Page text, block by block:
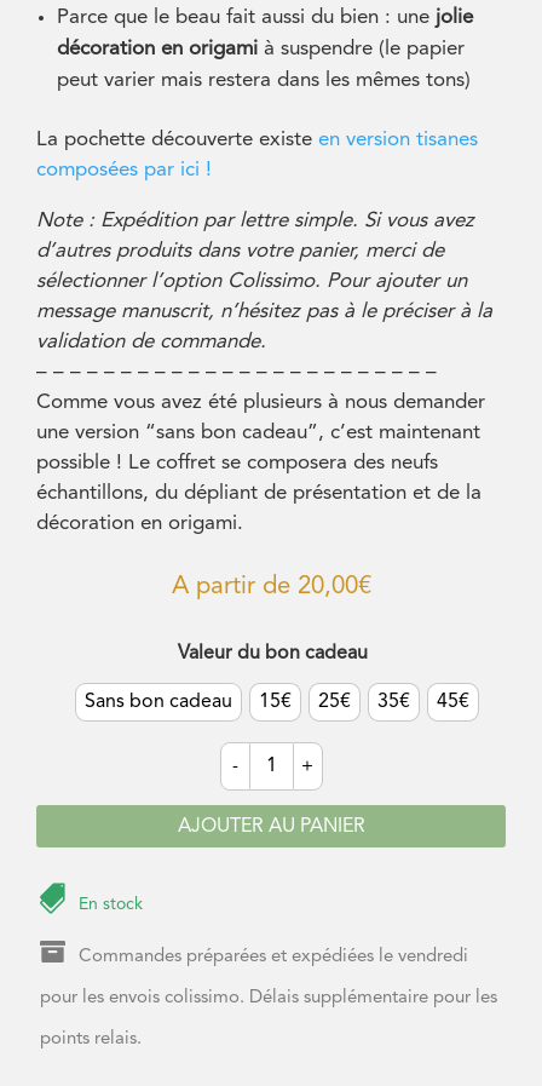
Parce que le beau fait aussi du bien : une jolie
décoration en origami à suspendre (le papier
peut varier mais restera dans les mêmes tons)
La pochette découverte existe en version tisanes
composées par ici !
Note : Expédition par lettre simple. Si vous avez
d’autres produits dans votre panier, merci de
sélectionner l’option Colissimo. Pour ajouter un
message manuscrit, n’hésitez pas à le préciser à la
validation de commande.
– – – – – – – – – – – – – – – – – – – – – – – –
Comme vous avez été plusieurs à nous demander
une version “sans bon cadeau”, c’est maintenant
possible ! Le coffret se composera des neufs
échantillons, du dépliant de présentation et de la
décoration en origami.
A partir de 20,00€
Valeur du bon cadeau
Sans bon cadeau 15€ 25€ 35€ 45€
-
quantité
de
Coffret
découverte
"simples"
+
AJOUTER AU PANIER
 En stock
 Commandes préparées et expédiées le vendredi
pour les envois colissimo. Délais supplémentaire pour les
points relais.